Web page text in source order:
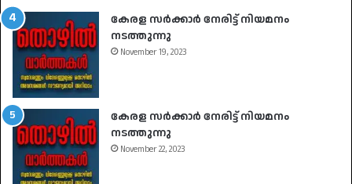
കേരള സർക്കാർ നേരിട്ട് നിയമനം
നടത്തുന്നു
November 19, 2023
കേരള സർക്കാർ നേരിട്ട് നിയമനം
നടത്തുന്നു
November 22, 2023